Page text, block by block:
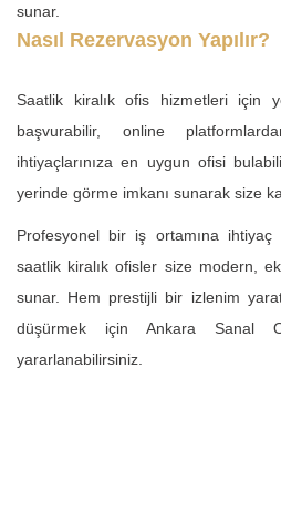
sunar.
Nasıl Rezervasyon Yapılır?
Saatlik kiralık ofis hizmetleri için
başvurabilir, online
ihtiyaçlarınıza en uygun ofisi
yerinde görme imkanı sunarak size
Profesyonel bir iş ortamına ihtiyaç
saatlik kiralık ofisler size modern,
sunar. Hem prestijli bir izlenim
düşürmek için Ankara Sanal
yararlanabilirsiniz.